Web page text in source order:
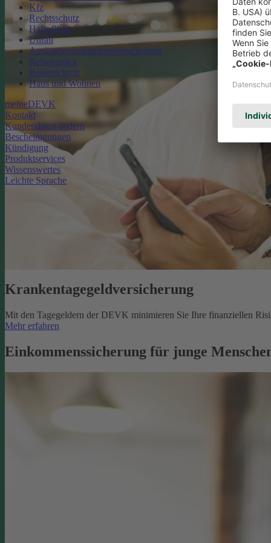
Kfz
Rechtsschutz
Haftpflicht
Unfall
Auslandsreisekrankenversicherung
Reisegepäck
Reiserücktritt
Haus und Wohnen
meineDEVK
Kontakt
Kundendaten ändern
Bescheinigungen
Kündigung
Produktservices
Wissenswertes
Leichte Sprache
Krankentagegeldversicherung
Mit den Tagegeldern der DEVK minimieren Sie Ihre finanziellen
Mehr erfahren
Einkommenssicherung für junge